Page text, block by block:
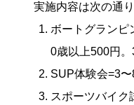
実施内容は次の通
ボートグランピ
0歳以上500円
SUP体験会=3
スポーツバイク